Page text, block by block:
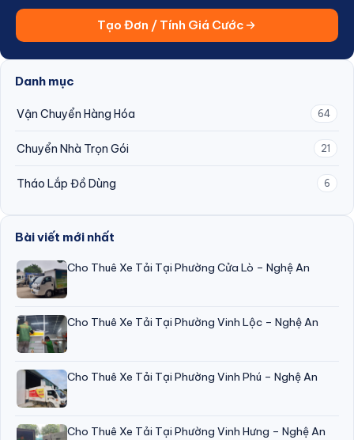
Tạo Đơn / Tính Giá Cước
Danh mục
Vận Chuyển Hàng Hóa 64
Chuyển Nhà Trọn Gói 21
Tháo Lắp Đồ Dùng 6
Bài viết mới nhất
Cho Thuê Xe Tải Tại Phường Cửa Lò – Nghệ An
Cho Thuê Xe Tải Tại Phường Vinh Lộc – Nghệ An
Cho Thuê Xe Tải Tại Phường Vinh Phú – Nghệ An
Cho Thuê Xe Tải Tại Phường Vinh Hưng – Nghệ An